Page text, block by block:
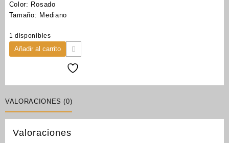
Color: Rosado
Tamaño: Mediano
1 disponibles
ventilador
mediano
cantidad
Añadir al carrito
VALORACIONES (0)
Valoraciones